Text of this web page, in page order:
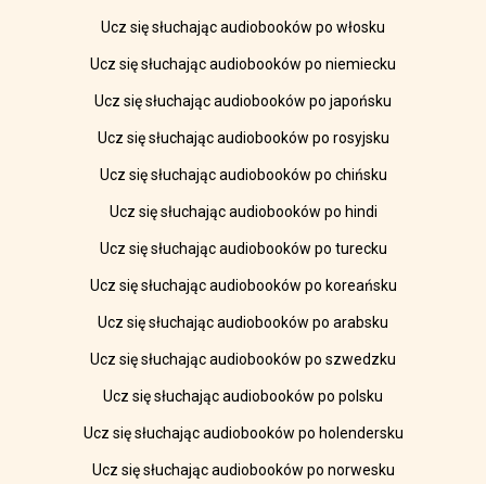
Ucz się słuchając audiobooków po włosku
Ucz się słuchając audiobooków po niemiecku
Ucz się słuchając audiobooków po japońsku
Ucz się słuchając audiobooków po rosyjsku
Ucz się słuchając audiobooków po chińsku
Ucz się słuchając audiobooków po hindi
Ucz się słuchając audiobooków po turecku
Ucz się słuchając audiobooków po koreańsku
Ucz się słuchając audiobooków po arabsku
Ucz się słuchając audiobooków po szwedzku
Ucz się słuchając audiobooków po polsku
Ucz się słuchając audiobooków po holendersku
Ucz się słuchając audiobooków po norwesku